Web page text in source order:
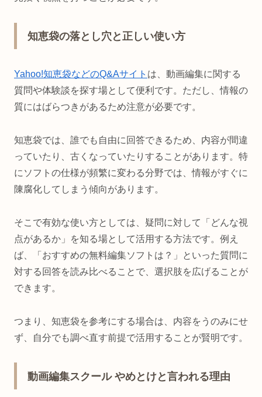
知恵袋の落とし穴と正しい使い方
Yahoo!知恵袋などのQ&Aサイト は、動画編集に関する
質問や体験談を探す場として便利です。ただし、情報の
質にはばらつきがあるため注意が必要です。
知恵袋では、誰でも自由に回答できるため、内容が間違
っていたり、古くなっていたりすることがあります。特
にソフトの仕様が頻繁に変わる分野では、情報がすぐに
陳腐化してしまう傾向があります。
そこで有効な使い方としては、疑問に対して「どんな視
点があるか」を知る場として活用する方法です。例え
ば、「おすすめの無料編集ソフトは？」といった質問に
対する回答を読み比べることで、選択肢を広げることが
できます。
つまり、知恵袋を参考にする場合は、内容をうのみにせ
ず、自分でも調べ直す前提で活用することが賢明です。
動画編集スクール やめとけと言われる理由